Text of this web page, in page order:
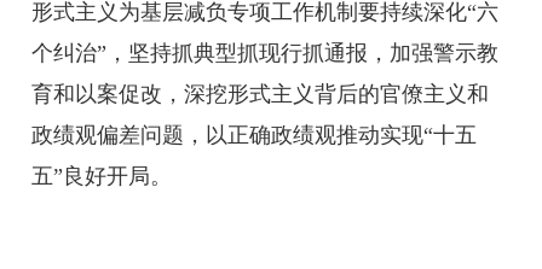
形式主义为基层减负专项工作机制要持续深化“六
个纠治”，坚持抓典型抓现行抓通报，加强警示教
育和以案促改，深挖形式主义背后的官僚主义和
政绩观偏差问题，以正确政绩观推动实现“十五
五”良好开局。